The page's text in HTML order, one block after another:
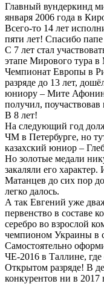
Главный вундеркинд
января 2006 года в
Всего-то 14 лет
пяти лет! Спасибо
С 7 лет стал
этапе Мирового тура
Чемпионат Европы в
разряде до 13 лет,
юниору – Мите
получил,
В 8 лет!
На следующий год
ЧМ в Петербурге, но
казахский юниор –
Но золотые медали
закаляли его
Матанцев до сих пор
легко далось.
А так Евгений уже
первенство в составе
серебро во взрослой
чемпионом Украины в
Самостоятельно
ЧЕ-2016 в Таллине,
Открытом разряде! В
конкурентов ни в